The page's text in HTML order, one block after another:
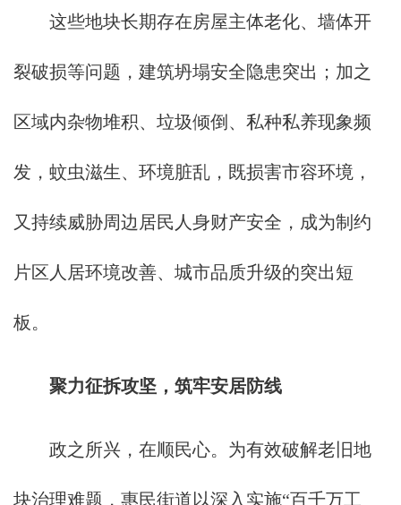
这些地块长期存在房屋主体老化、墙体开
裂破损等问题，建筑坍塌安全隐患突出；加之
区域内杂物堆积、垃圾倾倒、私种私养现象频
发，蚊虫滋生、环境脏乱，既损害市容环境，
又持续威胁周边居民人身财产安全，成为制约
片区人居环境改善、城市品质升级的突出短
板。
聚力征拆攻坚，筑牢安居防线
政之所兴，在顺民心。为有效破解老旧地
块治理难题，惠民街道以深入实施“百千万工